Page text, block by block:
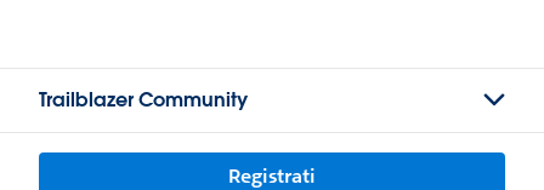
Trailblazer Community
Registrati